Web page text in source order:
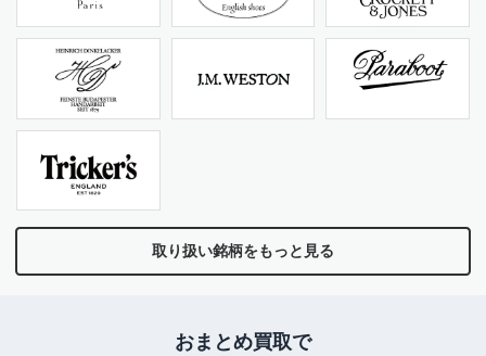
取り扱い銘柄をもっと見る
おまとめ買取で